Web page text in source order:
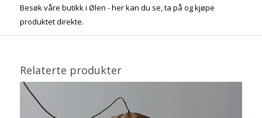
Besøk våre butikk i Ølen - her kan du se, ta på og kjøpe
produktet direkte.
Relaterte produkter